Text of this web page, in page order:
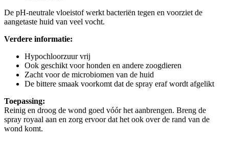
De pH-neutrale vloeistof werkt bacteriën tegen en voorziet de
aangetaste huid van veel vocht.
Verdere informatie:
Hypochloorzuur vrij
Ook geschikt voor honden en andere zoogdieren
Zacht voor de microbiomen van de huid
De bittere smaak voorkomt dat de spray eraf wordt afgelikt
Toepassing:
Reinig en droog de wond goed vóór het aanbrengen. Breng de
spray royaal aan en zorg ervoor dat het ook over de rand van de
wond komt.